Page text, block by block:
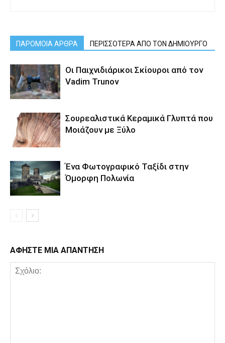
ΠΑΡΟΜΟΙΑ ΑΡΘΡΑ ΠΕΡΙΣΣΟΤΕΡΑ ΑΠΟ ΤΟΝ ΔΗΜΙΟΥΡΓΟ
Οι Παιχνιδιάρικοι Σκίουροι από τον
Vadim Trunov
Σουρεαλιστικά Κεραμικά Γλυπτά που
Μοιάζουν με Ξύλο
Ένα Φωτογραφικό Ταξίδι στην
Όμορφη Πολωνία
ΑΦΗΣΤΕ ΜΙΑ ΑΠΑΝΤΗΣΗ